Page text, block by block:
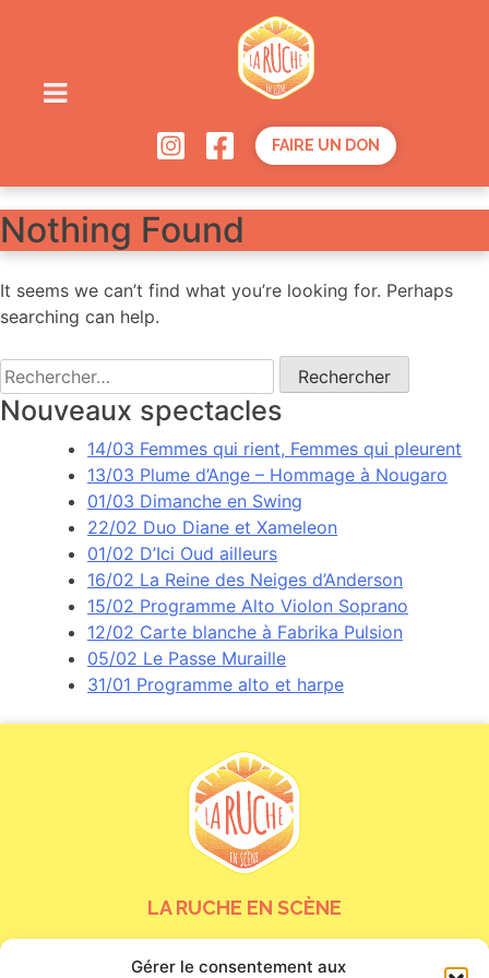
Gérer le consentement aux
FAIRE UN DON
Nothing Found
It seems we can’t find what you’re looking for. Perhaps
searching can help.
Rechercher :
Nouveaux spectacles
14/03 Femmes qui rient, Femmes qui pleurent
13/03 Plume d’Ange – Hommage à Nougaro
01/03 Dimanche en Swing
22/02 Duo Diane et Xameleon
01/02 D’Ici Oud ailleurs
16/02 La Reine des Neiges d’Anderson
15/02 Programme Alto Violon Soprano
12/02 Carte blanche à Fabrika Pulsion
05/02 Le Passe Muraille
31/01 Programme alto et harpe
LA RUCHE EN SCÈNE